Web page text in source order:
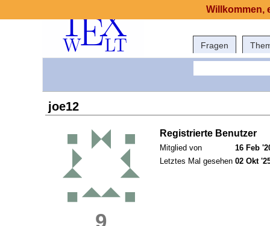
Fragen
joe12
9
Registrierte Benutzer
Mitglied von
16 Feb
Letztes Mal gesehen 02 Okt
Willkommen,